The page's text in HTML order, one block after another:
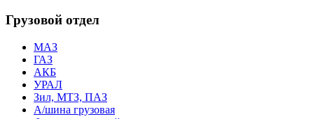
Грузовой отдел
МАЗ
ГАЗ
АКБ
УРАЛ
Зил, МТЗ, ПАЗ
А/шина грузовая